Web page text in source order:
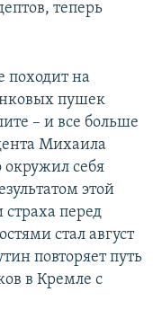
теперь
походит на
пушек
– и все больше
Михаила
окружил себя
этой
страха перед
стал август
повторяет путь
в Кремле с